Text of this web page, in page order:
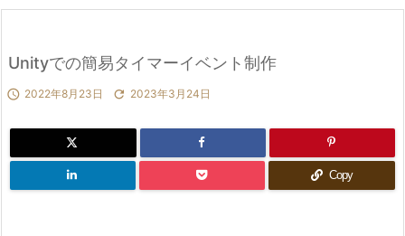
前へ
Unityでの簡易タイマーイベント制作
 2022年8月23日  2023年3月24日
Copy